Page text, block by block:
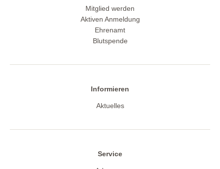
Mitglied werden
Aktiven Anmeldung
Ehrenamt
Blutspende
Informieren
Aktuelles
Service